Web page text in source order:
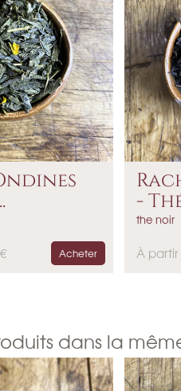
Acheter
-
the noir
P
À partir
dans la